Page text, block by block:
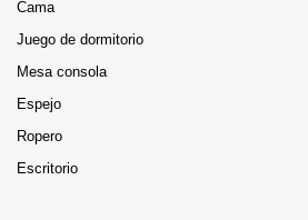
Cama
Juego de dormitorio
Mesa consola
Espejo
Ropero
Escritorio